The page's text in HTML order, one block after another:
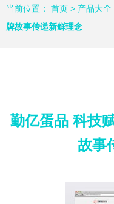
当前位置： 首页 > 产品大全
牌故事传递新鲜理念
勤亿蛋品 科技
故事